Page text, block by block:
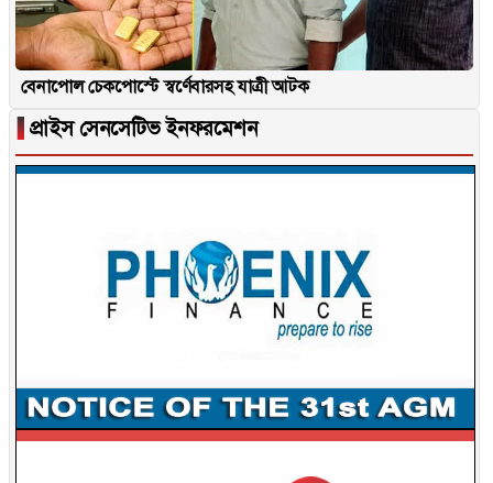
বেনাপোল চেকপোস্টে স্বর্ণেবারসহ যাত্রী আটক
▐ প্রাইস সেনসেটিভ ইনফরমেশন